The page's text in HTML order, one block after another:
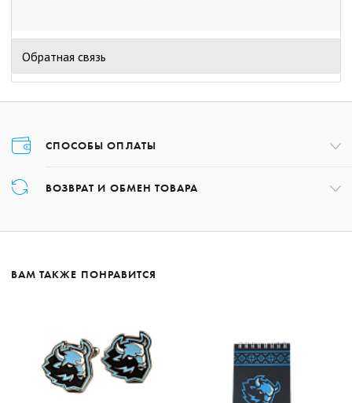
Обратная связь
СПОСОБЫ ОПЛАТЫ
заказа.
ВОЗВРАТ И ОБМЕН ТОВАРА
получения заказа, обратившись по номеру +375 17 227-01-97 либо,
ВАМ ТАКЖЕ ПОНРАВИТСЯ